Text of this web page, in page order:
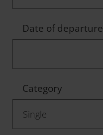
Date of departure
Category